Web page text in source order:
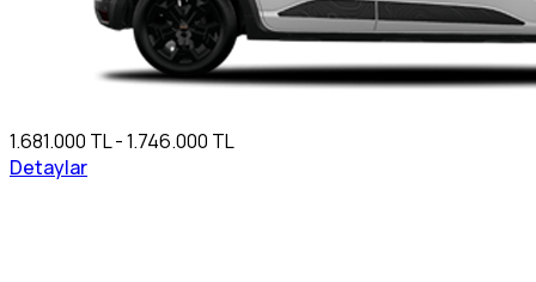
1.681.000 TL - 1.746.000 TL
Detaylar